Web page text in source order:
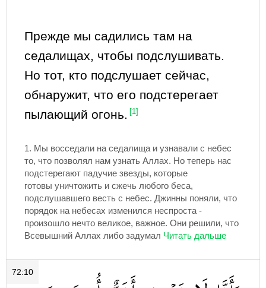
Прежде мы садились там на
седалищах, чтобы подслушивать.
Но тот, кто подслушает сейчас,
обнаружит, что его подстерегает
пылающий огонь.
[1]
1. Мы восседали на седалища и узнавали с небес
то, что позволял нам узнать Аллах. Но теперь нас
подстерегают падучие звезды, которые
готовы уничтожить и сжечь любого беса,
подслушавшего весть с небес. Джинны поняли, что
порядок на небесах изменился неспроста -
произошло нечто великое, важное. Они решили, что
Всевышний Аллах либо задумал
72:10